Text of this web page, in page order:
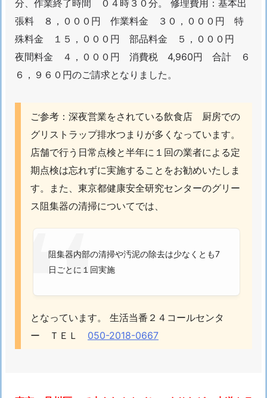
つ
り
水
漏
道
ト
ラ
ブ
ル
の
3.
東
分、作業終了時間 ０４時３０分。 修理費用：基本出
張料 ８，０００円 作業料金 ３０，０００円 特
殊料金 １５，０００円 部品料金 ５，０００円
夜間料金 ４，０００円 消費税 4,960円 合計 ６
６，９６０円のご請求となりました。
ご参考：深夜営業をされている飲食店 厨房での
グリストラップ排水つまりが多くなっています。
店舗で行う日常点検と半年に１回の業者による定
期点検は忘れずに実施することをお勧めいたしま
す。また、東京都健康安全研究センターのグリー
ス阻集器の清掃についてでは、
阻集器内部の清掃や汚泥の除去は少なくとも7
日ごとに１回実施
となっています。 生活当番２４コールセンタ
ー ＴＥＬ 050-2018-0667